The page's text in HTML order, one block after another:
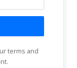
terms and